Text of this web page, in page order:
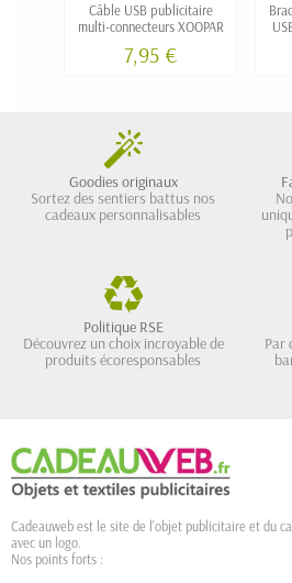
Câble USB publicitaire
multi-connecteurs XOOPAR
7,95 €
Goodies originaux
Sortez des sentiers battus nos
cadeaux personnalisables
Politique RSE
Découvrez un choix incroyable de
produits écoresponsables
Par
Cadeauweb est le site de l'objet publicitaire et du
avec un logo.
Nos points forts :